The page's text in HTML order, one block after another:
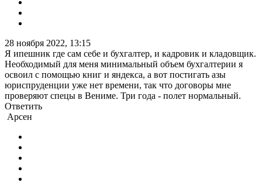
28 ноября 2022, 13:15
Я ипешник где сам себе и бухгалтер, и кадровик и кладовщик.
Необходимый для меня минимальный объем бухгалтерии я
освоил с помощью книг и яндекса, а вот постигать азы
юриспруденции уже нет времени, так что договоры мне
проверяют спецы в Вениме. Три года - полет нормальный.
Ответить
Арсен